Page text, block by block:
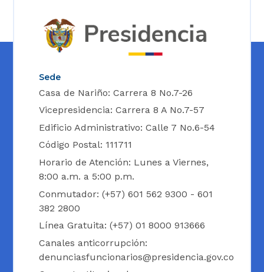
Sede
Casa de Nariño: Carrera 8 No.7-26
Vicepresidencia: Carrera 8 A No.7-57
Edificio Administrativo: Calle 7 No.6-54
Código Postal: 111711
Horario de Atención: Lunes a Viernes,
8:00 a.m. a 5:00 p.m.
Conmutador: (+57) 601 562 9300 - 601
382 2800
Línea Gratuita: (+57) 01 8000 913666
Canales anticorrupción:
denunciasfuncionarios@presidencia.gov.co